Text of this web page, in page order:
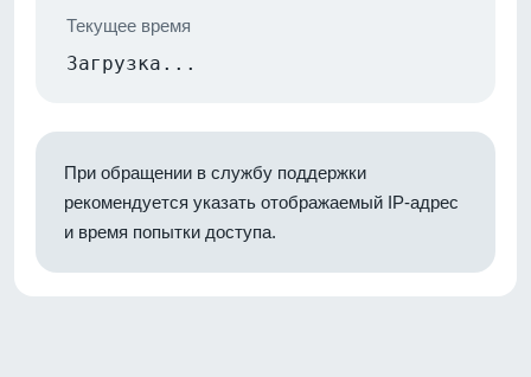
Текущее время
Загрузка...
При обращении в службу поддержки
рекомендуется указать отображаемый IP-адрес
и время попытки доступа.